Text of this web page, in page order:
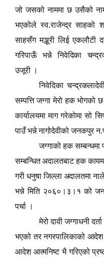
जो जसको नाममा छ उसैको
भएकोले स्व.राजेन्द्र साहको
साहसँग मञ्जूरी लिई एकलौटी
गरिपाऊँ भन्ने निवेदिका
उजूरी
।
निवेदिका
सम्पत्ति जग्गा मेरो हक भोगको छ
कार्यालयमा माग गरेकोमा सो
पाउँ भन्ने नागोदेवीको जनकपुर
जग्गाको हक सम्बन्धमा
सम्बन्धित अदालतबाट हक
गरी धनुषा जिल्ला अदालतमा
भन्ने मिति २०६०।३।१ को
पर्चा ।
मेरो दावी जग्गाधनी
भएको तर नगरपालिकाको आदेश
आदेश आत्मनिष्ट भै गरिएको